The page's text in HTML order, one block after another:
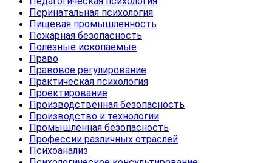
Перинатальная психология
Пищевая промышленность
Пожарная безопасность
Полезные ископаемые
Право
Правовое регулирование
Практическая психология
Проектирование
Производственная безопасность
Производство и технологии
Промышленная безопасность
Профессии различных отраслей
Психоанализ